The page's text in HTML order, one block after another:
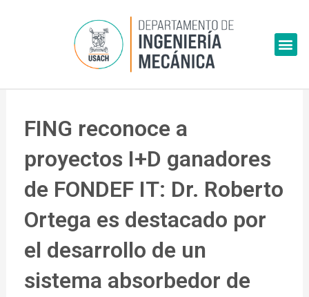
FING reconoce a
proyectos I+D ganadores
de FONDEF IT: Dr. Roberto
Ortega es destacado por
el desarrollo de un
sistema absorbedor de